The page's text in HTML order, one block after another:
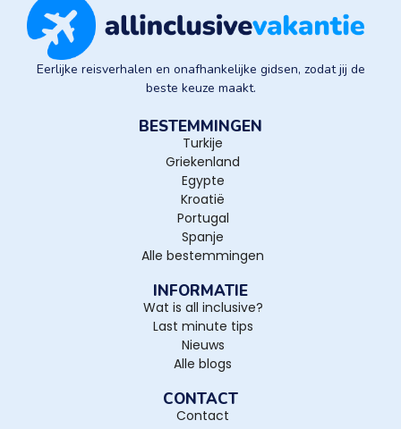
Eerlijke reisverhalen en onafhankelijke gidsen, zodat jij de
beste keuze maakt.
BESTEMMINGEN
Turkije
Griekenland
Egypte
Kroatië
Portugal
Spanje
Alle bestemmingen
INFORMATIE
Wat is all inclusive?
Last minute tips
Nieuws
Alle blogs
CONTACT
Contact